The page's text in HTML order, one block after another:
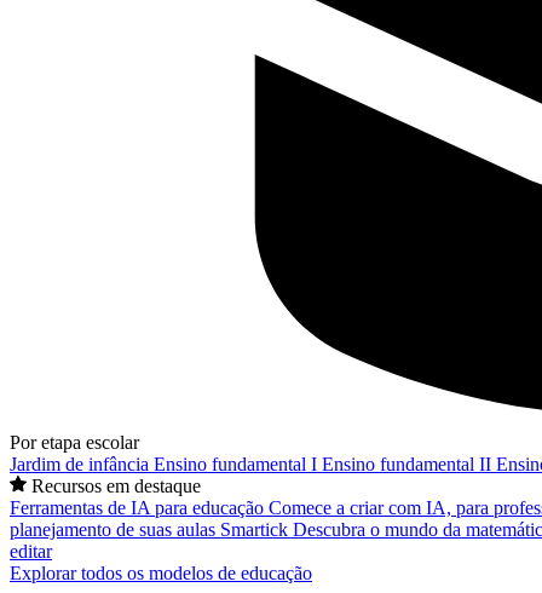
Por etapa escolar
Jardim de infância Ensino fundamental I Ensino fundamental II
Recursos em destaque
Ferramentas de IA para educação Comece a criar com IA, para
planejamento de suas aulas Smartick Descubra o mundo da
editar
Explorar todos os modelos de educação